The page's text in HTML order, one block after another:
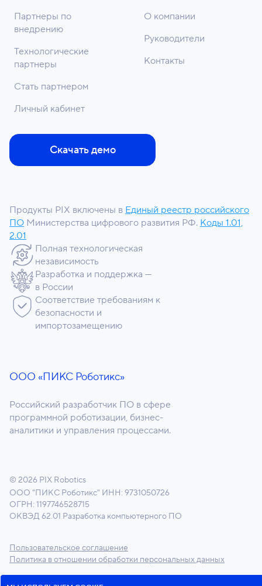
ООО «ПИКС Роботикс»
Российский разработчик ПО в сфере
программной роботизации, бизнес-
аналитики и управления процессами.
Скачать демо
Партнеры по
внедрению
Технологические
партнеры
Стать партнером
Личный кабинет
О компании
Руководители
Контакты
Продукты PIX включены в Единый реестр российского
ПО Министерства цифрового развития РФ. Коды 1.01,
2.01
Полная технологическая
независимость
Разработка и поддержка —
в России
Соответствие требованиям к
безопасности и
импортозамещению
© 2026 PIX Robotics
ООО "ПИКС Роботикс" ИНН: 9731050726
ОГРН: 1197746528715
ОКВЭД 62.01 Разработка компьютерного ПО
Пользовательское соглашение
Политика в отношении обработки персональных данных